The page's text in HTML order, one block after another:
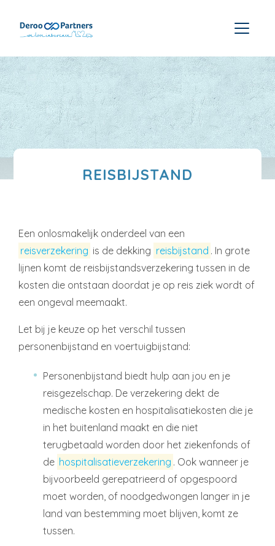
REISBIJSTAND
Een onlosmakelijk onderdeel van een
reisverzekering is de dekking reisbijstand . In grote
lijnen komt de reisbijstandsverzekering tussen in de
kosten die ontstaan doordat je op reis ziek wordt of
een ongeval meemaakt.
Let bij je keuze op het verschil tussen
personenbijstand en voertuigbijstand:
Personenbijstand biedt hulp aan jou en je
reisgezelschap. De verzekering dekt de
medische kosten en hospitalisatiekosten die je
in het buitenland maakt en die niet
terugbetaald worden door het ziekenfonds of
de hospitalisatieverzekering . Ook wanneer je
bijvoorbeeld gerepatrieerd of opgespoord
moet worden, of noodgedwongen langer in je
land van bestemming moet blijven, komt ze
tussen.